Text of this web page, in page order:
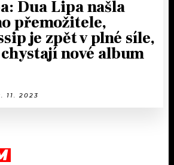
Dua Lipa našla
přemožitele,
je zpět v plné síle,
nové album
11. 2023